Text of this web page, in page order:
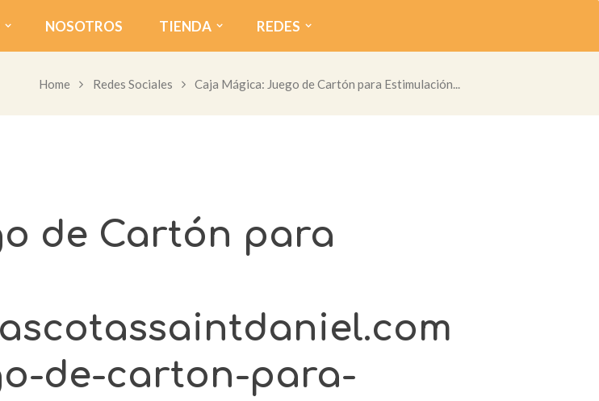
NOSOTROS TIENDA REDES
Home Redes Sociales Caja Mágica: Juego de Cartón para Estimulación...
de Cartón para
de-carton-para-